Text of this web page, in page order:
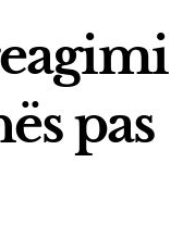
i vitit në Kosovë
me askënd, nëse
pas